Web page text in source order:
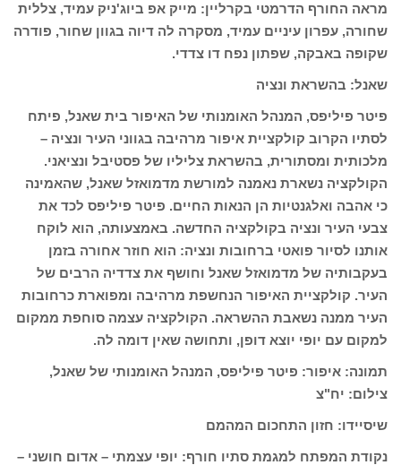
מראה החורף הדרמטי בקרליין: מייק אפ ביוג'ניק עמיד, צללית
שחורה, עפרון עיניים עמיד, מסקרה לה דיוה בגוון שחור, פודרה
שקופה באבקה, שפתון נפח דו צדדי.
שאנל: בהשראת ונציה
פיטר פיליפס, המנהל האומנותי של האיפור בית שאנל, פיתח
לסתיו הקרוב קולקציית איפור מרהיבה בגווני העיר ונציה –
מלכותית ומסתורית, בהשראת צליליו של פסטיבל ונציאני.
הקולקציה נשארת נאמנה למורשת מדמואזל שאנל, שהאמינה
כי אהבה ואלגנטיות הן הנאות החיים. פיטר פיליפס לכד את
צבעי העיר ונציה בקולקציה החדשה. באמצעותה, הוא לוקח
אותנו לסיור פואטי ברחובות ונציה: הוא חוזר אחורה בזמן
בעקבותיה של מדמואזל שאנל וחושף את צדדיה הרבים של
העיר. קולקציית האיפור הנחשפת מרהיבה ומפוארת כרחובות
העיר ממנה נשאבת ההשראה. הקולקציה עצמה סוחפת ממקום
למקום עם יופי יוצא דופן, ותחושה שאין דומה לה.
תמונה: איפור: פיטר פיליפס, המנהל האומנותי של שאנל,
צילום: יח"צ
שיסיידו: חזון התחכום המהמם
נקודת המפתח למגמת סתיו חורף: יופי עצמתי – אדום חושני –